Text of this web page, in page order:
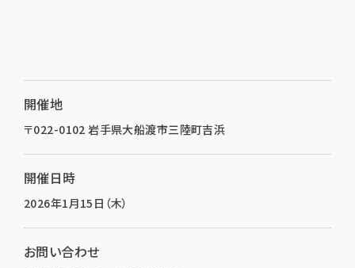
開催地
〒022-0102 岩手県大船渡市三陸町吉浜
開催日時
2026年1月15日（木）
お問い合わせ